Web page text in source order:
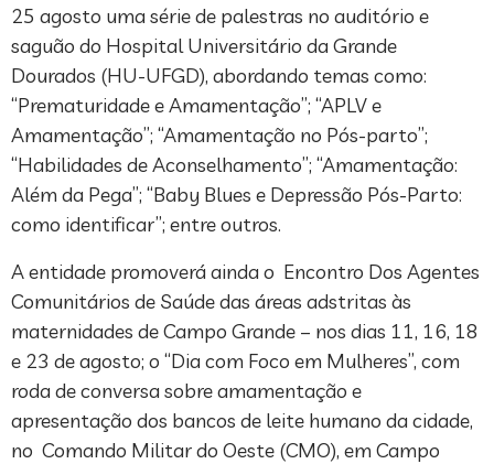
25 agosto uma série de palestras no auditório e
saguão do Hospital Universitário da Grande
Dourados (HU-UFGD), abordando temas como:
“Prematuridade e Amamentação”; “APLV e
Amamentação”; “Amamentação no Pós-parto”;
“Habilidades de Aconselhamento”; “Amamentação:
Além da Pega”; “Baby Blues e Depressão Pós-Parto:
como identificar”; entre outros.
A entidade promoverá ainda o Encontro Dos Agentes
Comunitários de Saúde das áreas adstritas às
maternidades de Campo Grande – nos dias 11, 16, 18
e 23 de agosto; o “Dia com Foco em Mulheres”, com
roda de conversa sobre amamentação e
apresentação dos bancos de leite humano da cidade,
no Comando Militar do Oeste (CMO), em Campo